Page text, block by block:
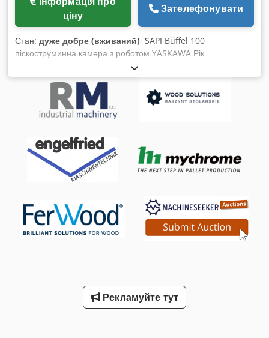
ціну
Зателефонувати
Стан: дуже добре (вживаний), SAPI Büffel 100
піскоструминна камера з роботом YASKAWA Рік
виробництва: 2020 Серійний номер: 20648 з промисловим
роботом YASKAWA YR-1-06VX-A00, серійний номер:
K18777-473-1 Управління: YASKAWA Eras-1000-06VX8-E10
Осередок використовувався для сатинування пластикових
елементів. Dkodpfsvyh Dlsx Abnor
Рекламуйте тут